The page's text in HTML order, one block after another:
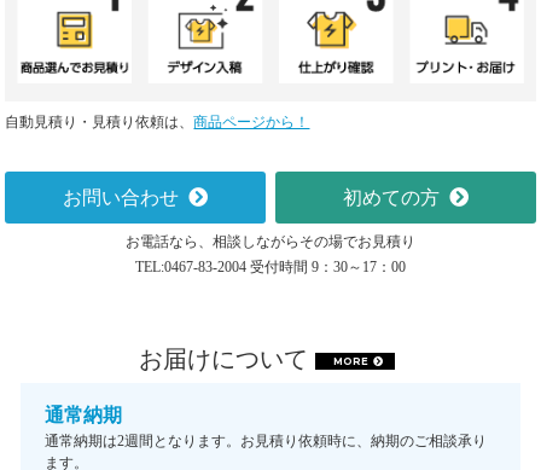
自動見積り・見積り依頼は、商品ページから！
お問い合わせ 初めての方
お電話なら、相談しながらその場でお見積り
TEL:0467-83-2004 受付時間 9：30～17：00
お届けについて MORE
通常納期
通常納期は2週間となります。お見積り依頼時に、納期のご相談承り
ます。